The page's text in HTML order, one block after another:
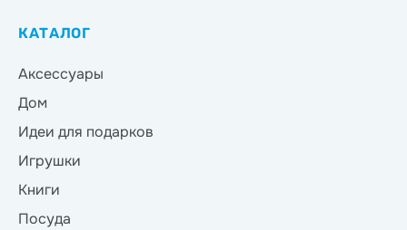
КАТАЛОГ
Аксессуары
Дом
Идеи для подарков
Игрушки
Книги
Посуда